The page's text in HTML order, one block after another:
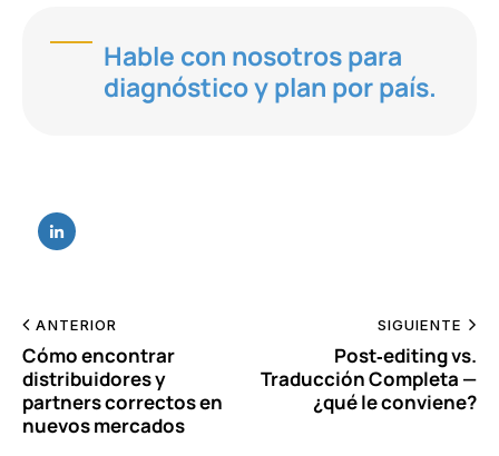
Hable con nosotros para
diagnóstico y plan por país.
ANTERIOR
Cómo encontrar
distribuidores y
partners correctos en
nuevos mercados
SIGUIENTE
Post‑editing vs.
Traducción Completa —
¿qué le conviene?